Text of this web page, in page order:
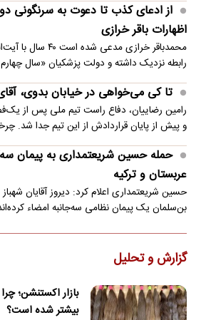
از ادعای کذب تا دعوت به سرنگونی
اظهارات باقر خرازی‌
محمدباقر خرازی
رابطه نزدیک داشته و دولت پزشکیان «سال
تا کی می‌خواهی در خیابان بدوی،
رامین رضاییان، دفاع راست تیم ملی پس از
و پیش از پایان قراردادش از این تیم جدا شد.
حمله حسین شریعتمداری به پیمان
عربستان و ترکیه
حسین شریعتمداری اعلام کرد: دیروز آقایان
بن‌سلمان یک پیمان نظامی سه‌جانبه امضاء
گزارش و تحلیل
بازار اکستنشن؛
بیشتر شده است؟